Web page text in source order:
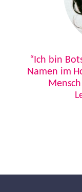
“Ich bin
Namen im